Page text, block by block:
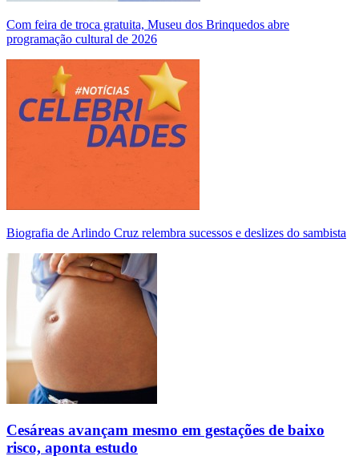
Com feira de troca gratuita, Museu dos Brinquedos abre
programação cultural de 2026
Biografia de Arlindo Cruz relembra sucessos e deslizes do sambista
Cesáreas avançam mesmo em gestações de baixo
risco, aponta estudo